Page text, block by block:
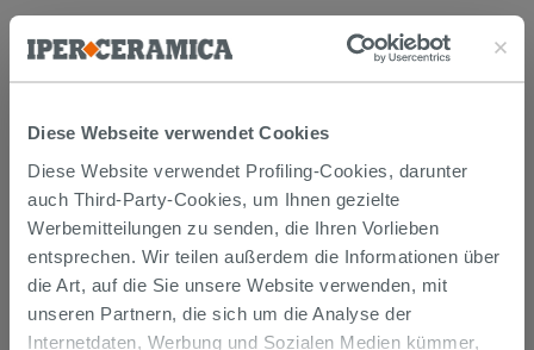
Diese Webseite verwendet Cookies
Diese Website verwendet Profiling-Cookies, darunter
auch Third-Party-Cookies, um Ihnen gezielte
Werbemitteilungen zu senden, die Ihren Vorlieben
entsprechen. Wir teilen außerdem die Informationen über
die Art, auf die Sie unsere Website verwenden, mit
unseren Partnern, die sich um die Analyse der
Internetdaten, Werbung und Sozialen Medien kümmer,
Versand
Die Waren werden normalerweise innerhalb von 15
Werktagen ab der Auftragsbestätigung zum Versand
gebracht.
Musterstücke werden normalerweise innerhalb von
Tagen geliefert.
Der Versand der online gekauften Produkte wird
verfolgt und wir rufen Sie an, um das Lieferdatum zu